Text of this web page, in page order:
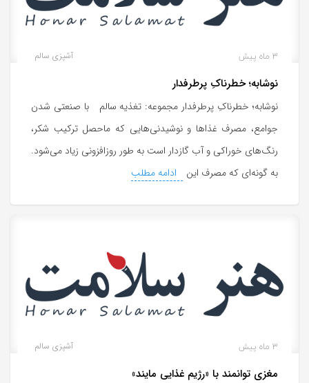
آشپزی سالم 3 ماه پیش
نوشابه؛ خطرناکِ پرطرفدار
نوشابه؛ خطرناکِ پرطرفدار مجموعه: تغذیه سالم با صنعتی شدن
جوامع، مصرف غذاها و نوشیدنی‌هایی که ماحصل ترکیب شکر،
رنگ‌های خوراکی و آب گازدار است به طور روزافزونی زیاد می‌شود.
به گونه‌ای که مصرف این
ادامه مطلب
آشپزی سالم 3 ماه پیش
مغزی توانمند با «رژیم غذایی مایند»